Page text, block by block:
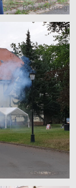
Ramona Lässig
Lars Werner